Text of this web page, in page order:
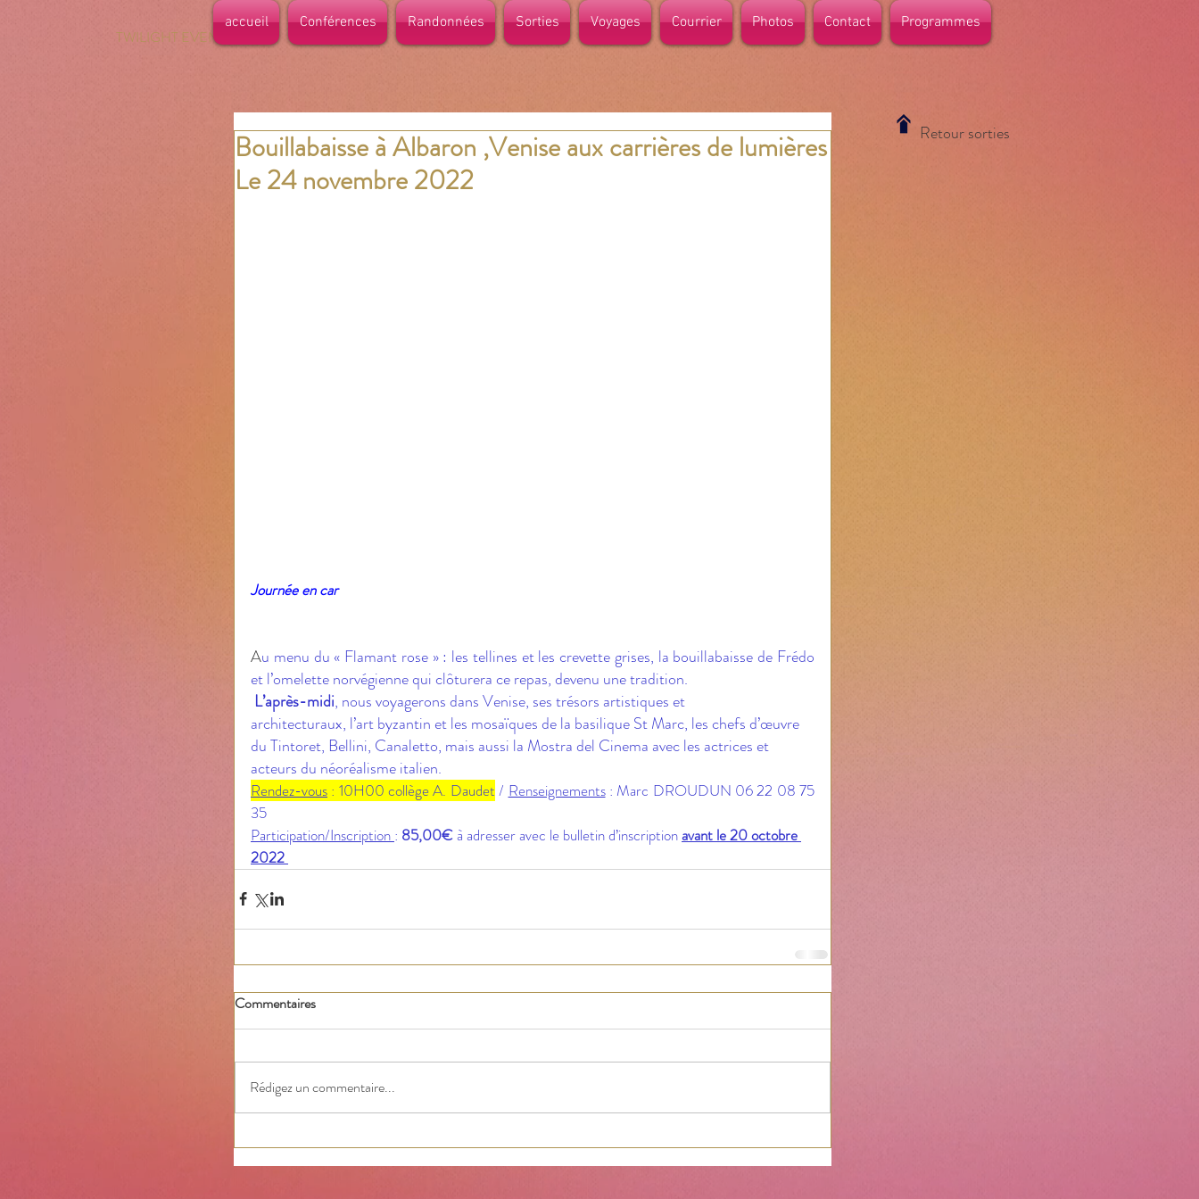
TWILIGHT EVENTS
accueil Conférences Randonnées Sorties Voyages Courrier Photos Contact Programmes
Bouillabaisse à Albaron ,Venise aux carrières de lumières
Le 24 novembre 2022
Journée en car
Au menu du « Flamant rose » : les tellines et les crevette grises, la bouillabaisse de Frédo
et l’omelette norvégienne qui clôturera ce repas, devenu une tradition.
L’après-midi, nous voyagerons dans Venise, ses trésors artistiques et
architecturaux, l’art byzantin et les mosaïques de la basilique St Marc, les chefs d’œuvre
du Tintoret, Bellini, Canaletto, mais aussi la Mostra del Cinema avec les actrices et
acteurs du néoréalisme italien.
Rendez-vous : 10H00 collège A. Daudet / Renseignements : Marc DROUDUN 06 22 08 75
35
Participation/Inscription : 85,00€ à adresser avec le bulletin d’inscription avant le 20 octobre
2022
Commentaires
Rédigez un commentaire...
Retour sorties